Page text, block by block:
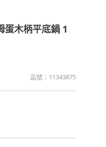
蛋木柄平底鍋 1
品號： 11343875